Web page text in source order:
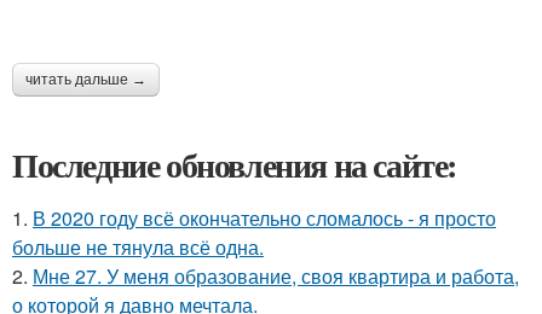
читать дальше →
Последние обновления на сайте:
1. В 2020 году всё окончательно сломалось - я просто
больше не тянула всё одна.
2. Мне 27. У меня образование, своя квартира и работа,
о которой я давно мечтала.